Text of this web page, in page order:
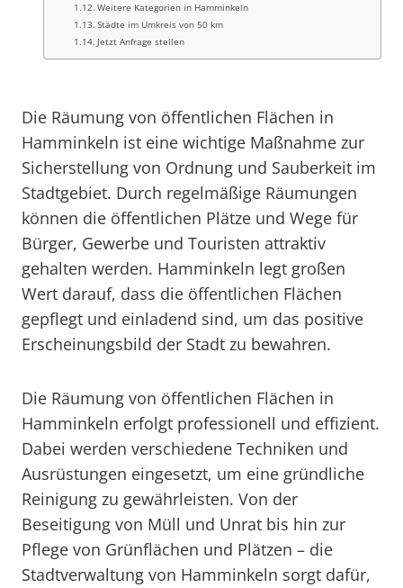
Weitere Kategorien in Hamminkeln
Städte im Umkreis von 50 km
Jetzt Anfrage stellen
Die Räumung von öffentlichen Flächen in
Hamminkeln ist eine wichtige Maßnahme zur
Sicherstellung von Ordnung und Sauberkeit im
Stadtgebiet. Durch regelmäßige Räumungen
können die öffentlichen Plätze und Wege für
Bürger, Gewerbe und Touristen attraktiv
gehalten werden. Hamminkeln legt großen
Wert darauf, dass die öffentlichen Flächen
gepflegt und einladend sind, um das positive
Erscheinungsbild der Stadt zu bewahren.
Die Räumung von öffentlichen Flächen in
Hamminkeln erfolgt professionell und effizient.
Dabei werden verschiedene Techniken und
Ausrüstungen eingesetzt, um eine gründliche
Reinigung zu gewährleisten. Von der
Beseitigung von Müll und Unrat bis hin zur
Pflege von Grünflächen und Plätzen – die
Stadtverwaltung von Hamminkeln sorgt dafür,